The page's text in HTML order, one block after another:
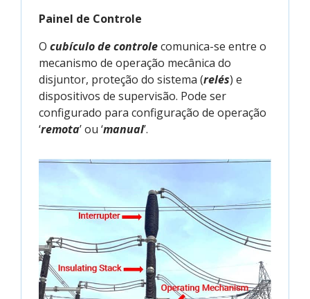
Painel de Controle
O cubículo de controlecomunica-se entre o
mecanismo de operação mecânica do
disjuntor, proteção do sistema (relés) e
dispositivos de supervisão. Pode ser
configurado para configuração de operação
‘remota’ ou ‘manual’.